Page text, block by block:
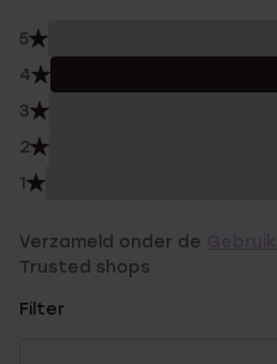
5
4
3
2
1
Verzameld onder de
Trusted shops
Filter